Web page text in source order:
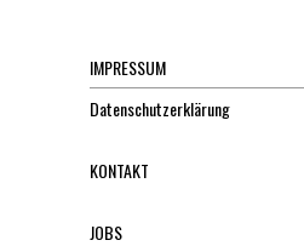
IMPRESSUM
Datenschutzerklärung
KONTAKT
JOBS